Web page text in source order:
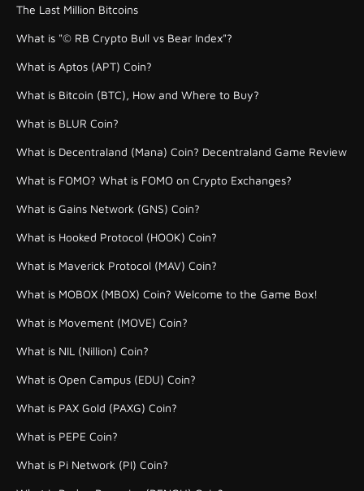
The Last Million Bitcoins
What is "© RB Crypto Bull vs Bear Index"?
What is Aptos (APT) Coin?
What is Bitcoin (BTC), How and Where to Buy?
What is BLUR Coin?
What is Decentraland (Mana) Coin? Decentraland Game Review
What is FOMO? What is FOMO on Crypto Exchanges?
What is Gains Network (GNS) Coin?
What is Hooked Protocol (HOOK) Coin?
What is Maverick Protocol (MAV) Coin?
What is MOBOX (MBOX) Coin? Welcome to the Game Box!
What is Movement (MOVE) Coin?
What is NIL (Nillion) Coin?
What is Open Campus (EDU) Coin?
What is PAX Gold (PAXG) Coin?
What is PEPE Coin?
What is Pi Network (PI) Coin?